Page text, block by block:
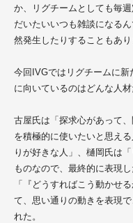
か、リ グチームとしても毎
だいたいいつも雑談になる
然発生したりすることもあり
今回IVGではリグチームに
に向いているのはどんな人材
古屋氏は「探求心があって
を積極的に使いたいと思え
りが好きな人」、 樋岡 氏は
ものなので、最終的に表現
「『どうすればこう動かせ
て、思い通りの動きを表現
れた。